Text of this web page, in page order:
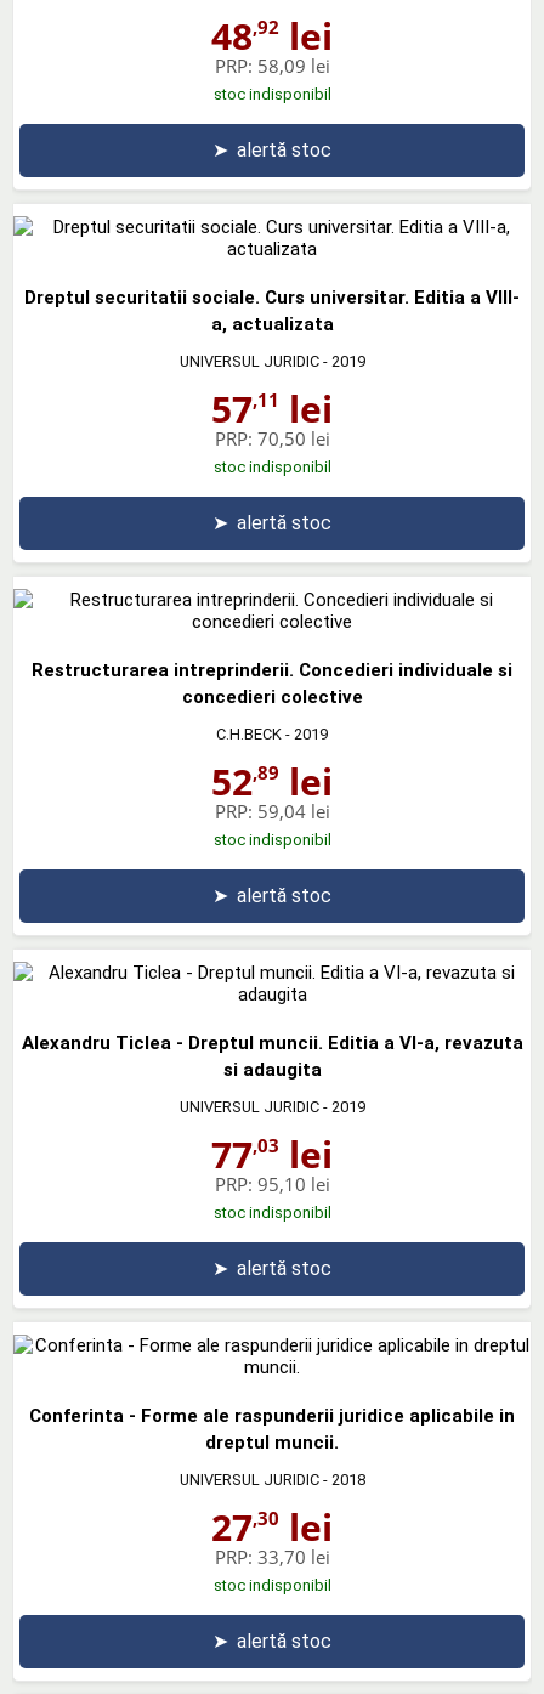
48,92 lei
PRP: 58,09 lei
stoc indisponibil
➤ alertă stoc
Dreptul securitatii sociale. Curs universitar. Editia a VIII-
a, actualizata
UNIVERSUL JURIDIC- 2019
57,11 lei
PRP: 70,50 lei
stoc indisponibil
➤ alertă stoc
Restructurarea intreprinderii. Concedieri individuale si
concedieri colective
C.H.BECK - 2019
52,89 lei
PRP: 59,04 lei
stoc indisponibil
➤ alertă stoc
Alexandru Ticlea - Dreptul muncii. Editia a VI-a, revazuta
si adaugita
UNIVERSUL JURIDIC- 2019
77,03 lei
PRP: 95,10 lei
stoc indisponibil
➤ alertă stoc
Conferinta - Forme ale raspunderii juridice aplicabile in
dreptul muncii.
UNIVERSUL JURIDIC- 2018
27,30 lei
PRP: 33,70 lei
stoc indisponibil
➤ alertă stoc